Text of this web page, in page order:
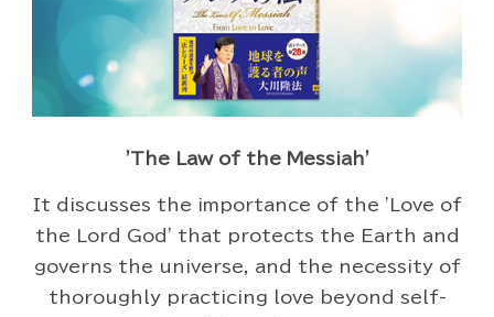
'The Law of the Messiah'
It discusses the importance of the 'Love of
the Lord God' that protects the Earth and
governs the universe, and the necessity of
thoroughly practicing love beyond self-